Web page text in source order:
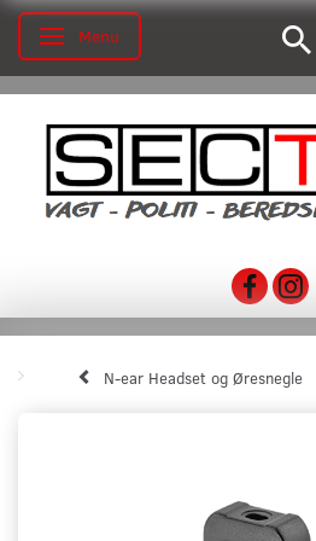
Skifte navigation
Menu
N-ear Headset og Øresnegle